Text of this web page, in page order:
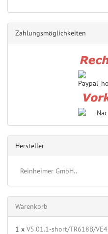
Zahlungsmöglichkeiten
Hersteller
Reinheimer GmbH..
Warenkorb
1 x V5.01.1-short/TR618B/VE4